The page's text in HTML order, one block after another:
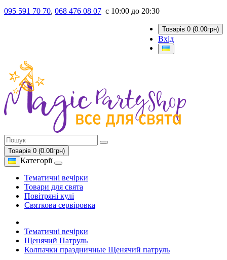
095 591 70 70, 068 476 08 07 с 10:00 до 20:30
Товарів 0 (0.00грн)
Вхід
Товарів 0 (0.00грн)
Категорії
Тематичні вечірки
Товари для свята
Повітряні кулі
Святкова сервіровка
Тематичні вечірки
Щенячий Патруль
Колпачки праздничные Щенячий патруль